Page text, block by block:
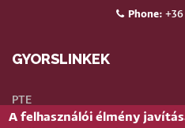
Phone: +36
GYORSLINKEK
PTE
Neptun
A felhasználói élmény